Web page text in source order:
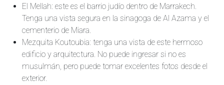
El Mellah: este es el barrio judío dentro de Marrakech.
Tenga una vista segura en la sinagoga de Al Azama y el
cementerio de Miara.
Mezquita Koutoubia: tenga una vista de este hermoso
edificio y arquitectura. No puede ingresar si no es
musulmán, pero puede tomar excelentes fotos desde el
exterior.